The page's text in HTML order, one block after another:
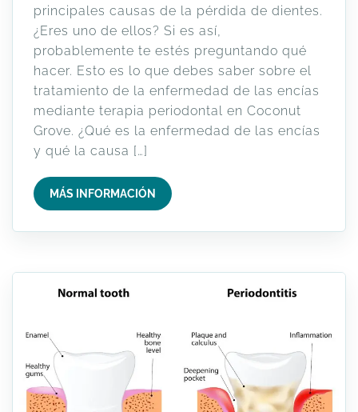
principales causas de la pérdida de dientes.
¿Eres uno de ellos? Si es así,
probablemente te estés preguntando qué
hacer. Esto es lo que debes saber sobre el
tratamiento de la enfermedad de las encías
mediante terapia periodontal en Coconut
Grove. ¿Qué es la enfermedad de las encías
y qué la causa […]
MÁS INFORMACIÓN